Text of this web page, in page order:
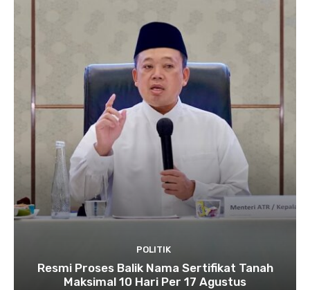
POLITIK
Resmi Proses Balik Nama Sertifikat Tanah
Maksimal 10 Hari Per 17 Agustus